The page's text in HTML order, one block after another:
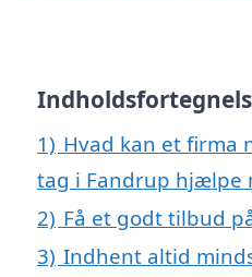
1) Hvad kan et firma
tag i Fandrup hjælpe
2) Få et godt tilbud
3) Indhent altid